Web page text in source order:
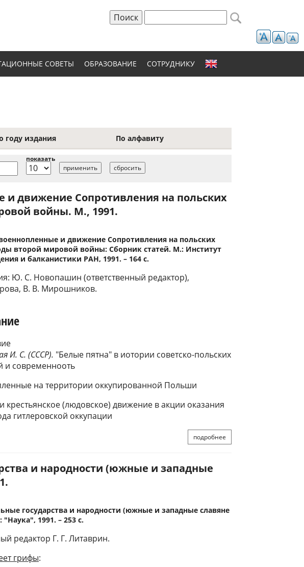
Форма поиска
СОВЕТЫ ОБРАЗОВАНИЕ СОТРУДНИКУ
году издания По алфавиту
показать
и движение Сопротивления на польских
войны. М., 1991.
и движение Сопротивления на польских
второй мировой войны: Сборник статей. М.: Институт
и балканистики РАН, 1991. – 164 с.
Ю. С. Новопашин (ответственный редактор),
В. В. Мирошников.
И. С. (СССР). "Белые пятна" в иотории советско-польских
и современнооть
на территории оккупированной Польши
крестьянское (людовское) движение в акции оказания
гитлеровской оккупации
подробнее
и народности (южные и западные
государства и народности (южные и западные славяне
"Наука", 1991. – 253 с.
редактор Г. Г. Литаврин.
грифы: